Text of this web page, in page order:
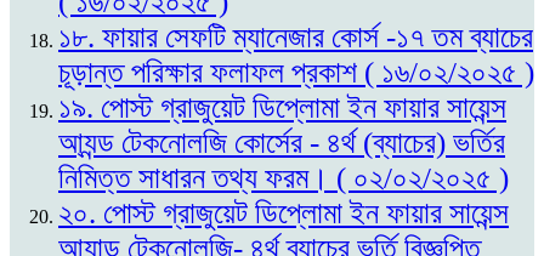
১৮. ফায়ার সেফটি ম্যানেজার কোর্স -১৭ তম ব্যাচের
চূড়ান্ত পরিক্ষার ফলাফল প্রকাশ ( ১৬/০২/২০২৫ )
১৯. পোস্ট গ্রাজুয়েট ডিপ্লোমা ইন ফায়ার সায়েন্স
আ্যন্ড টেকনোলজি কোর্সের - ৪র্থ (ব্যাচের) ভর্তির
নিমিত্ত সাধারন তথ্য ফরম। ( ০২/০২/২০২৫ )
২০. পোস্ট গ্রাজুয়েট ডিপ্লোমা ইন ফায়ার সায়েন্স
আ্যান্ড টেকনোলজি- ৪র্থ ব্যাচের ভর্তি বিজ্ঞপ্তি